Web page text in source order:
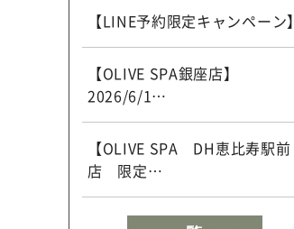
【LINE予約限定キャンペーン】
【OLIVE SPA銀座店】
2026/6/1…
【OLIVE SPA DH恵比寿駅前
店 限定…